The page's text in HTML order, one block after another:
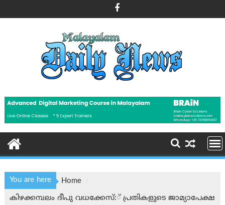
to
You are here
Home
കിഴക്കമ്പലം ദീപു വധക്കേസ്:് പ്രതികളുടെ ജാമ്യാപേക്ഷ